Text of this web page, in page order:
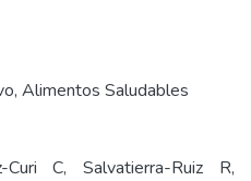
, Alimentos Saludables
Curi C, Salvatierra-Ruiz R,